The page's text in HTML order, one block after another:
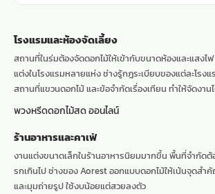
โรงแรมและห้องจัดเลี้ยง
สถานที่ในร่มต้องจัดดอกไม้ให้เข้ากับขนาดห้องและแสงไ
แต่งในโรงแรมหลายแห่ง ช่างรู้กฎระเบียบของแต่ละโรงแ
สถานที่แขวนดอกไม้ และข้อจำกัดเรื่องเทียน ทำให้จัดงาน
พวงหรีดดอกไม้สด ออนไลน์
ร้านอาหารและคาเฟ่
งานแต่งขนาดเล็กในร้านอาหารนิยมมากขึ้น พื้นที่จำกัดต้
รกเกินไป ช่างของ Aorest ออกแบบดอกไม้ให้เน้นจุดสำ
และมุมถ่ายรูป ใช้งบน้อยแต่สวยลงตัว